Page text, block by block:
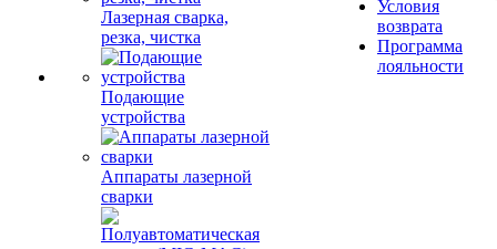
Лазерная сварка,
резка, чистка
Подающие
устройства
Аппараты лазерной
сварки
Условия
возврата
Программа
лояльности